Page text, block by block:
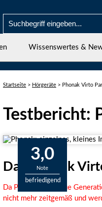
Wissenswertes &
Startseite > Hörgeräte > Phonak Virto
Testbericht:
3,0
Note
befriedigend
Das Phonak
Da Phonak eine neue
nicht mehr zeitgemäß und